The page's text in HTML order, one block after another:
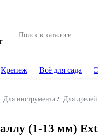
Крепеж Всё для сада
Для инструмента / Для дрелей
(1-13 мм)